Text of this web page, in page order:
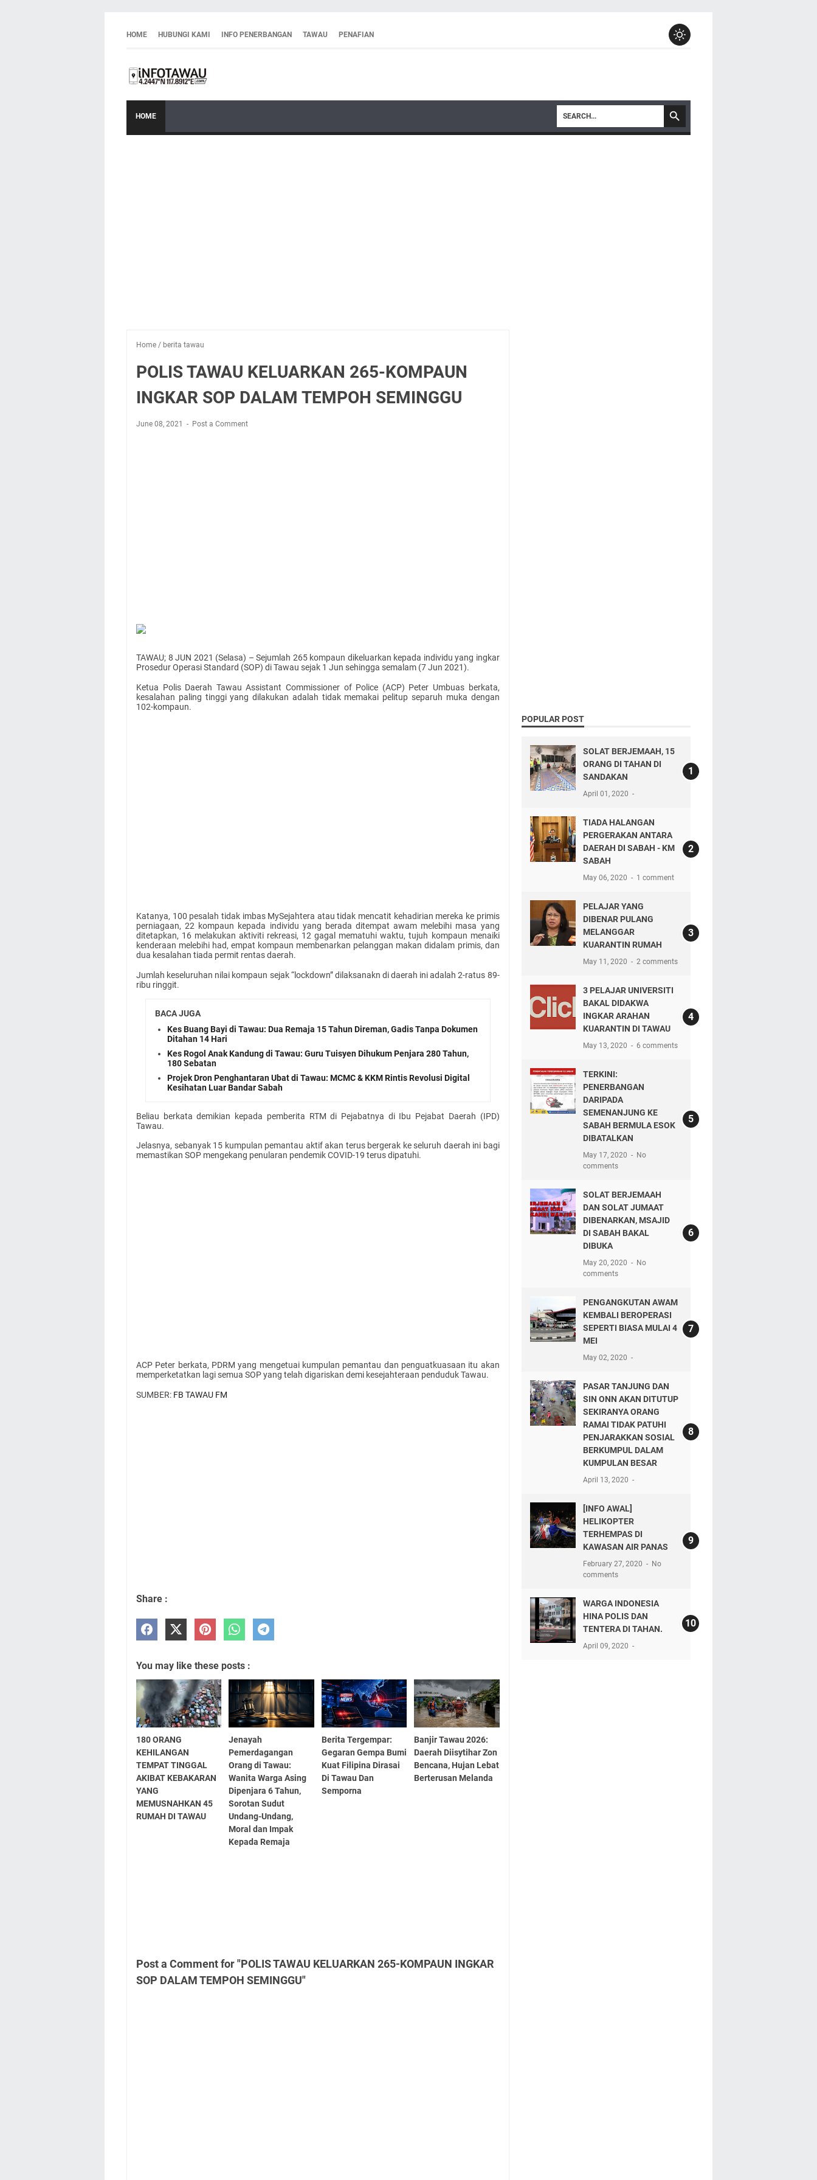
HOME HUBUNGI KAMI INFO PENERBANGAN TAWAU PENAFIAN
HOME
Home / berita tawau
POLIS TAWAU KELUARKAN 265-KOMPAUN
INGKAR SOP DALAM TEMPOH SEMINGGU
June 08, 2021 Post a Comment
TAWAU; 8 JUN 2021 (Selasa) – Sejumlah 265 kompaun dikeluarkan kepada individu yang ingkar
Prosedur Operasi Standard (SOP) di Tawau sejak 1 Jun sehingga semalam (7 Jun 2021).
Ketua Polis Daerah Tawau Assistant Commissioner of Police (ACP) Peter Umbuas berkata,
kesalahan paling tinggi yang dilakukan adalah tidak memakai pelitup separuh muka dengan
102-kompaun.
Katanya, 100 pesalah tidak imbas MySejahtera atau tidak mencatit kehadirian mereka ke primis
perniagaan, 22 kompaun kepada individu yang berada ditempat awam melebihi masa yang
ditetapkan, 16 melakukan aktiviti rekreasi, 12 gagal mematuhi waktu, tujuh kompaun menaiki
kenderaan melebihi had, empat kompaun membenarkan pelanggan makan didalam primis, dan
dua kesalahan tiada permit rentas daerah.
Jumlah keseluruhan nilai kompaun sejak “lockdown” dilaksanakn di daerah ini adalah 2-ratus 89-
ribu ringgit.
BACA JUGA
Kes Buang Bayi di Tawau: Dua Remaja 15 Tahun Direman, Gadis Tanpa Dokumen
Ditahan 14 Hari
Kes Rogol Anak Kandung di Tawau: Guru Tuisyen Dihukum Penjara 280 Tahun,
180 Sebatan
Projek Dron Penghantaran Ubat di Tawau: MCMC & KKM Rintis Revolusi Digital
Kesihatan Luar Bandar Sabah
Beliau berkata demikian kepada pemberita RTM di Pejabatnya di Ibu Pejabat Daerah (IPD)
Tawau.
Jelasnya, sebanyak 15 kumpulan pemantau aktif akan terus bergerak ke seluruh daerah ini bagi
memastikan SOP mengekang penularan pendemik COVID-19 terus dipatuhi.
ACP Peter berkata, PDRM yang mengetuai kumpulan pemantau dan penguatkuasaan itu akan
memperketatkan lagi semua SOP yang telah digariskan demi kesejahteraan penduduk Tawau.
SUMBER: FB TAWAU FM
Share :
You may like these posts :
180 ORANG
KEHILANGAN
TEMPAT TINGGAL
AKIBAT KEBAKARAN
YANG
MEMUSNAHKAN 45
RUMAH DI TAWAU
Jenayah
Pemerdagangan
Orang di Tawau:
Wanita Warga Asing
Dipenjara 6 Tahun,
Sorotan Sudut
Undang-Undang,
Moral dan Impak
Kepada Remaja
Berita Tergempar:
Gegaran Gempa Bumi
Kuat Filipina Dirasai
Di Tawau Dan
Semporna
Banjir Tawau 2026:
Daerah Diisytihar Zon
Bencana, Hujan Lebat
Berterusan Melanda
Post a Comment for "POLIS TAWAU KELUARKAN 265-KOMPAUN INGKAR
SOP DALAM TEMPOH SEMINGGU"
POPULAR POST
SOLAT BERJEMAAH, 15
ORANG DI TAHAN DI
SANDAKAN
April 01, 2020
TIADA HALANGAN
PERGERAKAN ANTARA
DAERAH DI SABAH - KM
SABAH
May 06, 2020 1 comment
PELAJAR YANG
DIBENAR PULANG
MELANGGAR
KUARANTIN RUMAH
May 11, 2020 2 comments
3 PELAJAR UNIVERSITI
BAKAL DIDAKWA
INGKAR ARAHAN
KUARANTIN DI TAWAU
May 13, 2020 6 comments
TERKINI:
PENERBANGAN
DARIPADA
SEMENANJUNG KE
SABAH BERMULA ESOK
DIBATALKAN
May 17, 2020
No
comments
SOLAT BERJEMAAH
DAN SOLAT JUMAAT
DIBENARKAN, MSAJID
DI SABAH BAKAL
DIBUKA
May 20, 2020
No
comments
PENGANGKUTAN AWAM
KEMBALI BEROPERASI
SEPERTI BIASA MULAI 4
MEI
May 02, 2020
PASAR TANJUNG DAN
SIN ONN AKAN DITUTUP
SEKIRANYA ORANG
RAMAI TIDAK PATUHI
PENJARAKKAN SOSIAL
BERKUMPUL DALAM
KUMPULAN BESAR
April 13, 2020
[INFO AWAL]
HELIKOPTER
TERHEMPAS DI
KAWASAN AIR PANAS
February 27, 2020
No
comments
WARGA INDONESIA
HINA POLIS DAN
TENTERA DI TAHAN.
April 09, 2020